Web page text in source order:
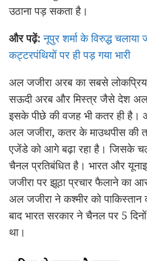
उठाना पड़ सकता है।
और पढ़ें:नूपुर शर्मा के विरुद्ध
कट्टरपंथियों पर ही पड़ गया भारी
अल जजीरा अरब का सबसे
सऊदी अरब और मिस्त्र जैसे देश
इसके पीछे की वजह भी कतर ही है।
अल जजीरा, कतर के माउथपीस की
एजेंडे को आगे बढ़ा रहा है। जिसके
चैनल प्रतिबंधित है। भारत और
जजीरा पर झूठा प्रचार फैलाने का
अल जजीरा ने कश्मीर को पाकिस्तान
बाद भारत सरकार ने चैनल पर 5
था।